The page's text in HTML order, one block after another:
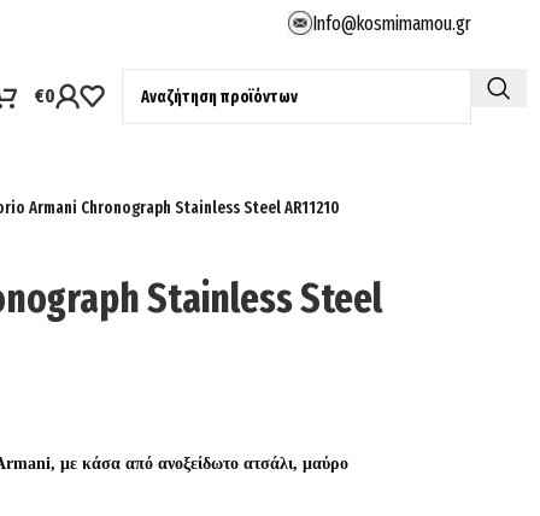
Info@kosmimamou.gr
€0
Armani Chronograph Stainless Steel AR11210
Stainless Steel
με κάσα από ανοξείδωτο ατσάλι, μαύρο